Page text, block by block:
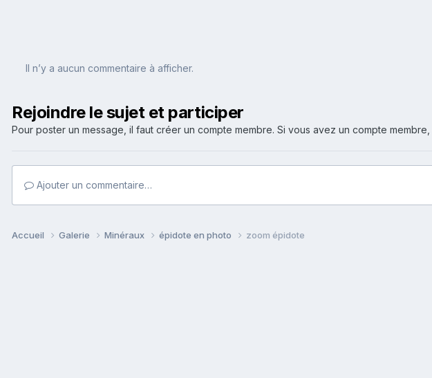
Il n’y a aucun commentaire à afficher.
Rejoindre le sujet et participer
Pour poster un message, il faut créer un compte membre. Si vous avez un compte membre,
Ajouter un commentaire…
Accueil Galerie Minéraux épidote en photo zoom épidote